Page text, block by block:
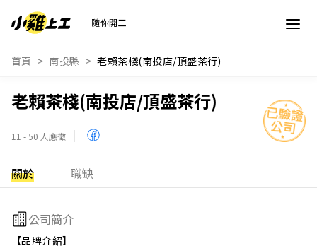
隨你開工
首頁 南投縣 老賴茶棧(南投店/頂盛茶行)
老賴茶棧(南投店/頂盛茶行)
11 - 50 人應徵
關於 職缺
公司簡介
【品牌介紹】